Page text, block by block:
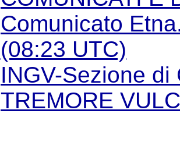
Comunicato
(08:23 UTC)
INGV-Sezione
TREMORE